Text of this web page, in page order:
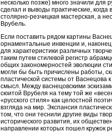
несколько позже) много значили для
сделал и выводы практические,
столярно-резчицкая мастерская, а
Врубель.
Если поставить рядом картины
орнаментальные инвенции и,
для характеристики различных
таким путем стилевой регистр
общих закономерностей эволюции
могли бы быть причислены работы,
пластической системы от Васнецова
смысл. Между васнецовскими
сюитой Врубеля на тему той же
«русского стиля» как целостной
взгляда на мир. Экспансия
том, что они теснили другие виды
исторического развития, их
направлении которых пошел кружок